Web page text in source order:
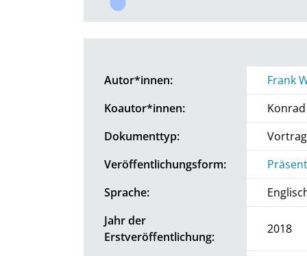
Autor*innen:
Frank
Koautor*innen:
Dokumenttyp:
Vortrag
Veröffentlichungsform:
Sprache:
Jahr der
Erstveröffentlichung:
2018